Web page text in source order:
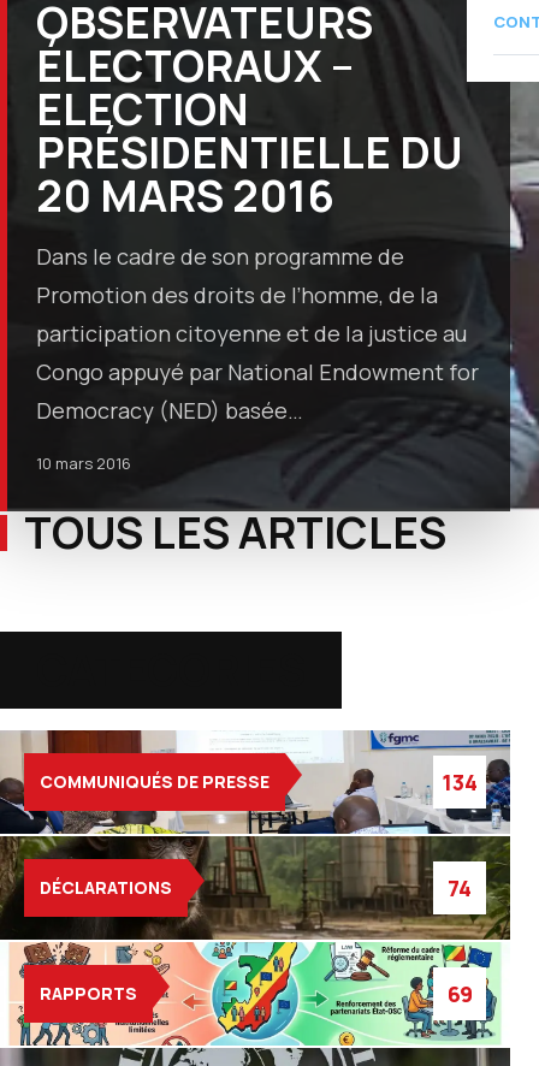
OBSERVATEURS
ÉLECTORAUX –
ELECTION
PRÉSIDENTIELLE DU
20 MARS 2016
Dans le cadre de son programme de
Promotion des droits de l’homme, de la
participation citoyenne et de la justice au
Congo appuyé par National Endowment for
Democracy (NED) basée…
10 mars 2016
TOUS LES ARTICLES
COMMUNIQUÉS DE PRESSE 134
DÉCLARATIONS 74
RAPPORTS 69